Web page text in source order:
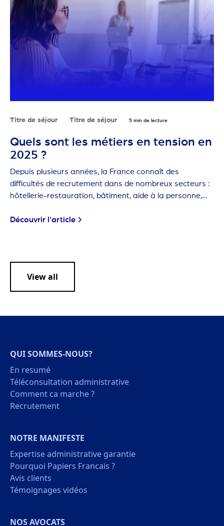
Titre de séjour Titre de séjour 5 min de lecture
Quels sont les métiers en tension en
2025 ?
Depuis plusieurs années, la France connaît des
difficultés de recrutement dans de nombreux secteurs :
hôtellerie-restauration, bâtiment, aide à la personne,
employeurs ont de plus en plus de mal à trouver des
Découvrir l'article
View all
QUI SOMMES-NOUS?
En resumé
Téléconsultation administrative
Comment ca marche ?
Recrutement
NOTRE MANIFESTE
Expertise administrative garantie
Pourquoi Papiers Francais ?
Avis clients
Témoignages vidéos
NOS AVOCATS